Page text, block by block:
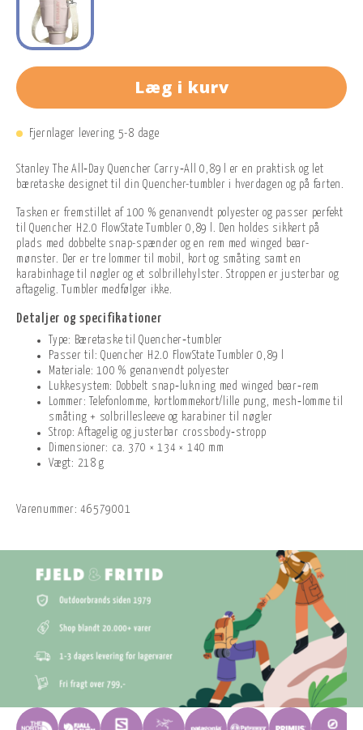
Læg i kurv
Fjernlager levering 5-8 dage
Stanley The All‑Day Quencher Carry‑All 0,89 l er en praktisk og let
bæretaske designet til din Quencher-tumbler i hverdagen og på farten.
Tasken er fremstillet af 100 % genanvendt polyester og passer perfekt
til Quencher H2.0 FlowState Tumbler 0,89 l. Den holdes sikkert på
plads med dobbelte snap-spænder og en rem med winged bear-
mønster. Der er tre lommer til mobil, kort og småting samt en
karabinhage til nøgler og et solbrillehylster. Stroppen er justerbar og
aftagelig. Tumbler medfølger ikke.
Detaljer og specifikationer
Type: Bæretaske til Quencher‑tumbler
Passer til: Quencher H2.0 FlowState Tumbler 0,89 l
Materiale: 100 % genanvendt polyester
Lukkesystem: Dobbelt snap‑lukning med winged bear‑rem
Lommer: Telefonlomme, kortlommekort/lille pung, mesh‑lomme til
småting + solbrillesleeve og karabiner til nøgler
Strop: Aftagelig og justerbar crossbody‑stropp
Dimensioner: ca. 370 × 134 × 140 mm
Vægt: 218 g
Varenummer: 46579001